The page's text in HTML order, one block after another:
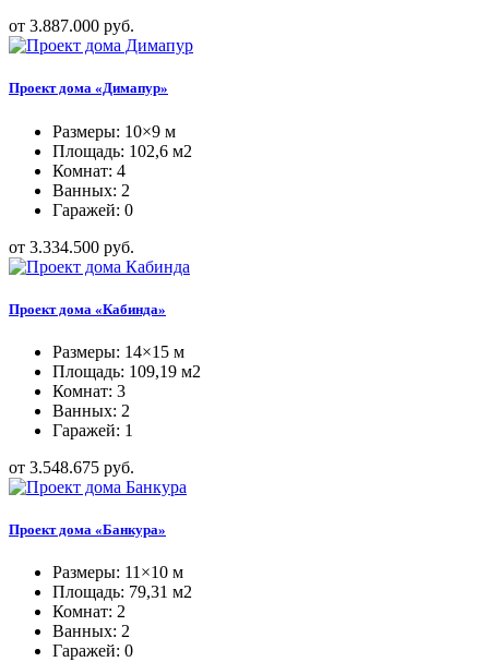
от 3.887.000 руб.
Проект дома «Димапур»
Размеры: 10×9 м
Площадь: 102,6 м2
Комнат: 4
Ванных: 2
Гаражей: 0
от 3.334.500 руб.
Проект дома «Кабинда»
Размеры: 14×15 м
Площадь: 109,19 м2
Комнат: 3
Ванных: 2
Гаражей: 1
от 3.548.675 руб.
Проект дома «Банкура»
Размеры: 11×10 м
Площадь: 79,31 м2
Комнат: 2
Ванных: 2
Гаражей: 0